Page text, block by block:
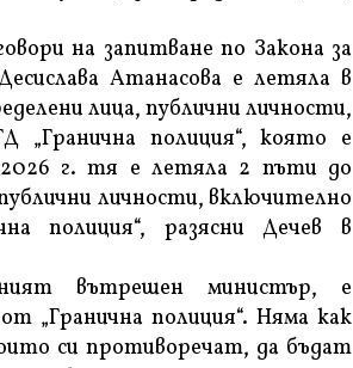
на запитване по Закона за
Атанасова е летяла в
лица, публични личности,
„Гранична полиция“, която е
г. тя е летяла 2 пъти до
личности, включително
полиция“, разясни Дечев в
вътрешен министър, е
„Гранична полиция“. Няма как
си противоречат, да бъдат